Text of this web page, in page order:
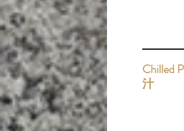
Chilled
汁